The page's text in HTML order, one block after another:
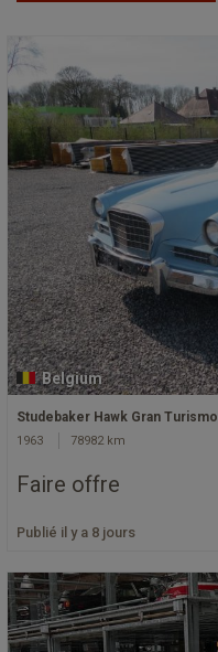
Belgium
Studebaker Hawk Gran Turismo
1963 78982 km
Faire offre
Publié il y a 8 jours